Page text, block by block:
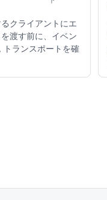
クライアントにエ
渡す前に、イベン
トランスポートを確